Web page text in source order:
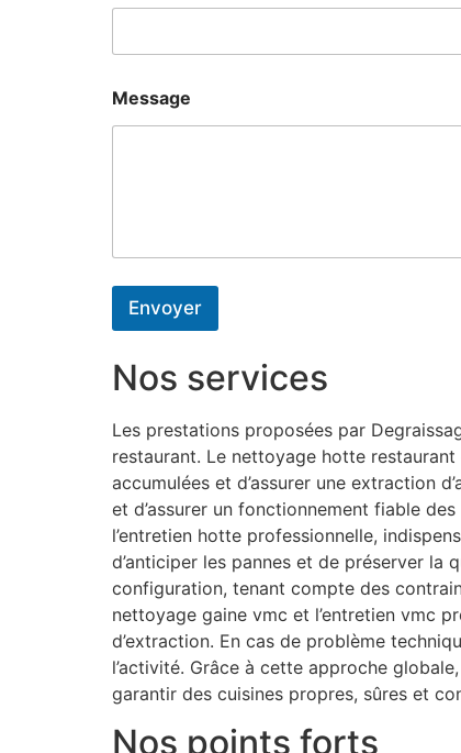
Message
Envoyer
Nos services
Les prestations proposées par
restaurant. Le nettoyage hotte
accumulées et d’assurer une extraction
et d’assurer un fonctionnement fiable
l’entretien hotte professionnelle,
d’anticiper les pannes et de préserver la
configuration, tenant compte des
nettoyage gaine vmc et l’entretien vmc
d’extraction. En cas de problème
l’activité. Grâce à cette approche
garantir des cuisines propres, sûres et
Nos points forts